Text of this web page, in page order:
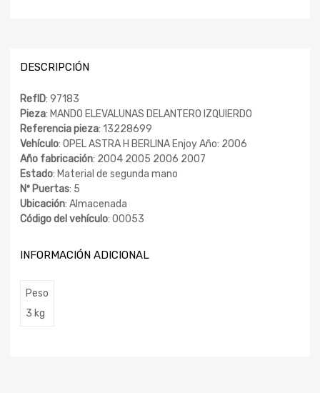
DESCRIPCIÓN
RefID: 97183
Pieza: MANDO ELEVALUNAS DELANTERO IZQUIERDO
Referencia pieza: 13228699
Vehículo: OPEL ASTRA H BERLINA Enjoy Año: 2006
Año fabricación: 2004 2005 2006 2007
Estado: Material de segunda mano
Nº Puertas: 5
Ubicación: Almacenada
Código del vehículo: 00053
INFORMACIÓN ADICIONAL
Peso
3 kg